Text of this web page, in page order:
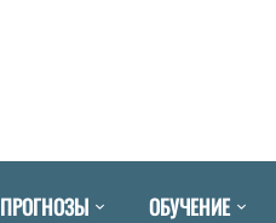
ПРОГНОЗЫ ОБУЧЕНИЕ